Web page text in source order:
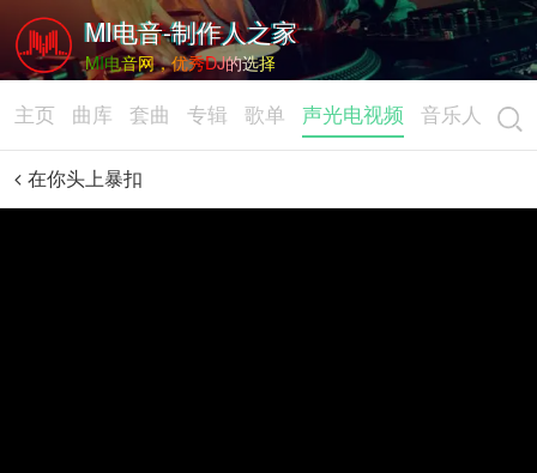
MI电音-制作人之家
MI电音网，优秀DJ的选择
主页 曲库 套曲 专辑 歌单 声光电视频 音乐人
在你头上暴扣